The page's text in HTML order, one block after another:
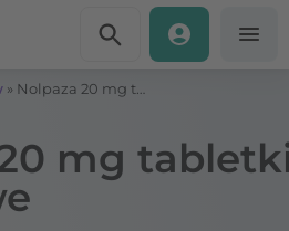
»
mg